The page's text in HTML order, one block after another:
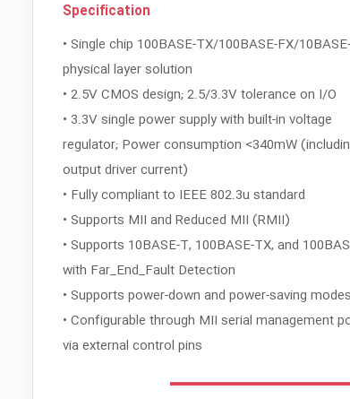
Specification
• Single chip 100BASE-TX/100BASE-FX/
physical layer solution
• 2.5V CMOS design; 2.5/3.3V tolerance on I/O
• 3.3V single power supply with built-in voltage
regulator; Power consumption <340mW
output driver current)
• Fully compliant to IEEE 802.3u standard
• Supports MII and Reduced MII (RMII)
• Supports 10BASE-T, 100BASE-TX, and
with Far_End_Fault Detection
• Supports power-down and power-saving modes
• Configurable through MII serial management
via external control pins